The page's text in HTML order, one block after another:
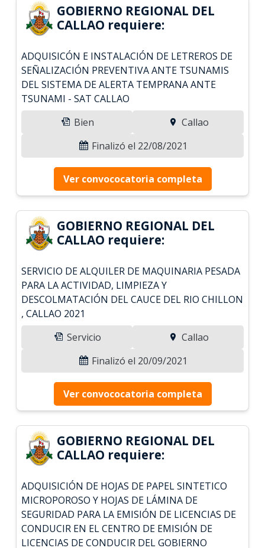
GOBIERNO REGIONAL DEL
CALLAO requiere:
ADQUISICÓN E INSTALACIÓN DE LETREROS DE
SEÑALIZACIÓN PREVENTIVA ANTE TSUNAMIS
DEL SISTEMA DE ALERTA TEMPRANA ANTE
TSUNAMI - SAT CALLAO
Bien
Callao
Finalizó el 22/08/2021
Ver convococatoria completa
GOBIERNO REGIONAL DEL
CALLAO requiere:
SERVICIO DE ALQUILER DE MAQUINARIA PESADA
PARA LA ACTIVIDAD, LIMPIEZA Y
DESCOLMATACIÓN DEL CAUCE DEL RIO CHILLON
, CALLAO 2021
Servicio
Callao
Finalizó el 20/09/2021
Ver convococatoria completa
GOBIERNO REGIONAL DEL
CALLAO requiere:
ADQUISICIÓN DE HOJAS DE PAPEL SINTETICO
MICROPOROSO Y HOJAS DE LÁMINA DE
SEGURIDAD PARA LA EMISIÓN DE LICENCIAS DE
CONDUCIR EN EL CENTRO DE EMISIÓN DE
LICENCIAS DE CONDUCIR DEL GOBIERNO